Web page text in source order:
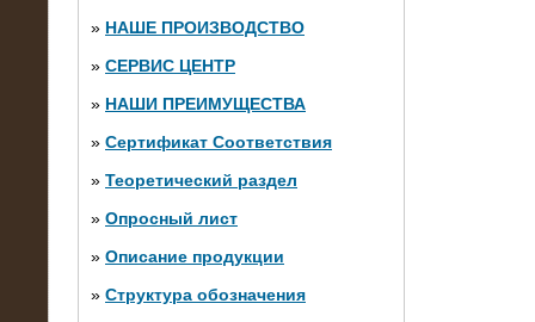
» НАШЕ ПРОИЗВОДСТВО
» СЕРВИС ЦЕНТР
» НАШИ ПРЕИМУЩЕСТВА
» Сертификат Соответствия
» Теоретический раздел
» Опросный лист
» Описание продукции
» Структура обозначения
10.10.2014
Нагрузочный комплекс 20 МВт в 2
яруса (напряжение 6-10 кВ)